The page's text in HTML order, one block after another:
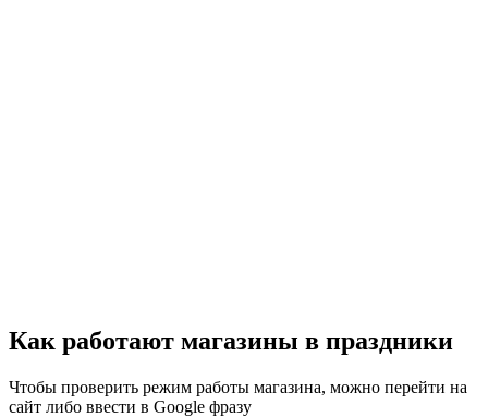
Как работают магазины в праздники
Чтобы проверить режим работы магазина, можно перейти на
сайт либо ввести в Google фразу